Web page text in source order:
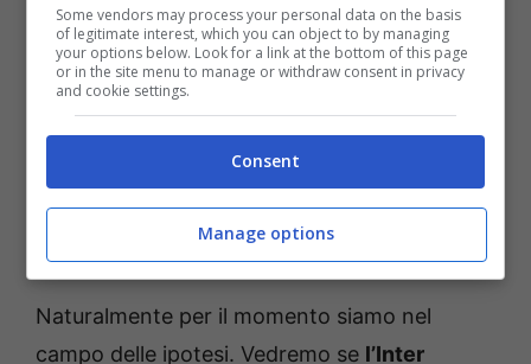
Calciomercato Inter: nuova idea per il centrocampo, le
Naturalmente per il momento siamo nel
campo delle ipotesi. Vedremo se l’Inter
Some vendors may process your personal data on the basis
of legitimate interest, which you can object to by managing
your options below. Look for a link at the bottom of this page
or in the site menu to manage or withdraw consent in privacy
and cookie settings.
Consent
Manage options